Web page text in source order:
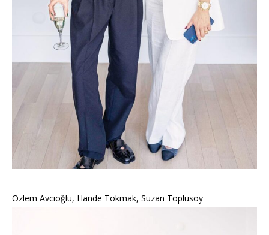
Özlem Avcıoğlu, Hande Tokmak, Suzan Toplusoy